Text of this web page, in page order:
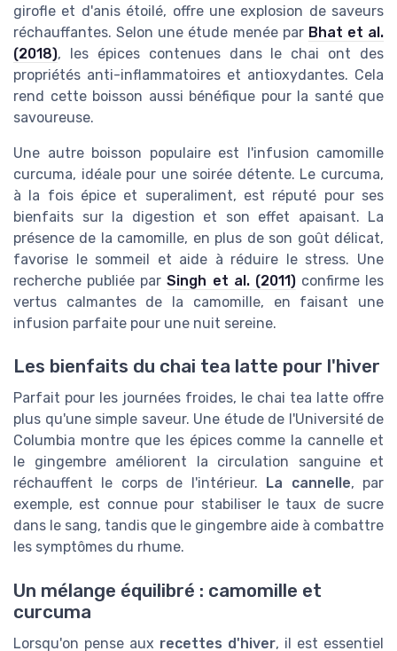
girofle et d'anis étoilé, offre une explosion de saveurs
réchauffantes. Selon une étude menée par Bhat et al.
(2018), les épices contenues dans le chai ont des
propriétés anti-inflammatoires et antioxydantes. Cela
rend cette boisson aussi bénéfique pour la santé que
savoureuse.
Une autre boisson populaire est l'infusion camomille
curcuma, idéale pour une soirée détente. Le curcuma,
à la fois épice et superaliment, est réputé pour ses
bienfaits sur la digestion et son effet apaisant. La
présence de la camomille, en plus de son goût délicat,
favorise le sommeil et aide à réduire le stress. Une
recherche publiée parSingh et al. (2011)confirme les
vertus calmantes de la camomille, en faisant une
infusion parfaite pour une nuit sereine.
Les bienfaits du chai tea latte pour l'hiver
Parfait pour les journées froides, le chai tea latte offre
plus qu'une simple saveur. Une étude de l'Université de
Columbia montre que les épices comme la cannelle et
le gingembre améliorent la circulation sanguine et
réchauffent le corps de l'intérieur.
La cannelle, par
exemple, est connue pour stabiliser le taux de sucre
dans le sang, tandis que le gingembre aide à combattre
les symptômes du rhume.
Un mélange équilibré : camomille et
curcuma
Lorsqu'on pense aux recettes d'hiver, il est essentiel